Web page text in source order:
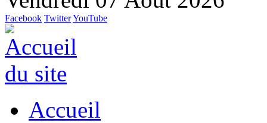
Facebook TwitterYouTube
Accueil